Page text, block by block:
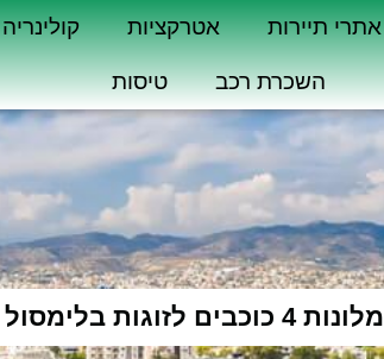
אתרי תיירות אטרקציות קולינריה
השכרת רכב טיסות
מלונות 4 כוכבים לזוגות בלימסול